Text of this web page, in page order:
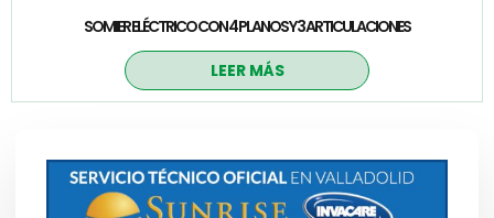
SOMIER ELÉCTRICO CON 4 PLANOS Y 3 ARTICULACIONES
LEER MÁS